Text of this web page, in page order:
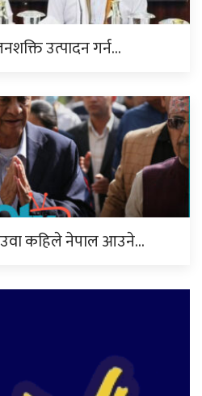
उत्पादन गर्न…
कहिले नेपाल आउने…